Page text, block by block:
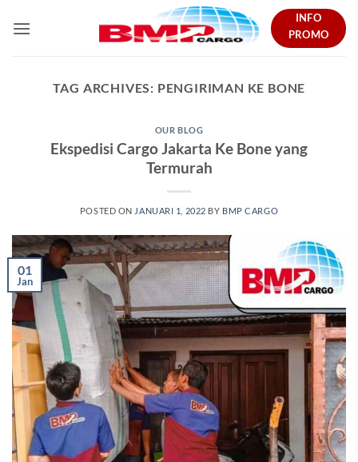
INFO
PROMO
TAG ARCHIVES: PENGIRIMAN KE BONE
OUR BLOG
Ekspedisi Cargo Jakarta Ke Bone yang
Termurah
POSTED ON JANUARI 1, 2022 BY BMP CARGO
01
Jan